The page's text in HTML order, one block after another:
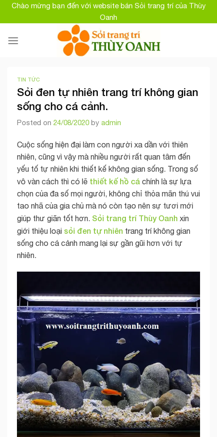
SkipChào mừng bạn đến với website bán Sỏi trang trí của Thùy
Oanh
TIN TỨC
Sỏi đen tự nhiên trang trí không gian
sống cho cá cảnh.
Posted on 24/08/2020 by admin
Cuộc sống hiện đại làm con người xa dần với thiên
nhiên, cũng vì vậy mà nhiều người rất quan tâm đến
yếu tố tự nhiên khi thiết kế không gian sống. Trong số
vô vàn cách thì có lẽ thiết kế hồ cá chính là sự lựa
chọn của đa số mọi người, không chỉ thỏa mãn thú vui
tao nhã của gia chủ mà nó còn tạo nên sự tươi mới
giúp thư giãn tốt hơn. Sỏi trang trí Thùy Oanh xin
giới thiệu loại sỏi đen tự nhiên trang trí không gian
sống cho cá cảnh mang lại sự gần gũi hơn với tự
nhiên.